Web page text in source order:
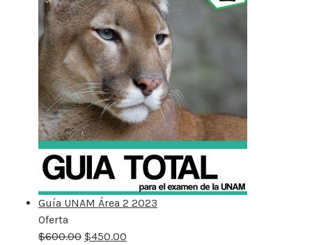
Guía UNAM Área 2 2023
Oferta
rebajado
$600.00 $450.00